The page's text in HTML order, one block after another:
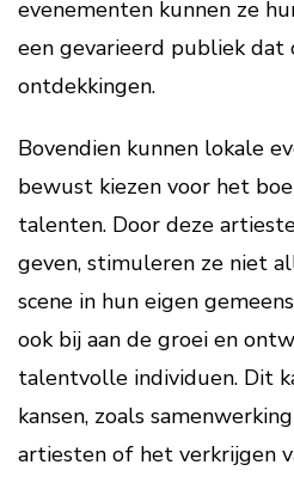
evenementen kunnen ze
een gevarieerd publiek dat
ontdekkingen.
Bovendien kunnen lokale
bewust kiezen voor het
talenten. Door deze
geven, stimuleren ze niet
scene in hun eigen
ook bij aan de groei en
talentvolle individuen. Dit
kansen, zoals
artiesten of het verkrijgen